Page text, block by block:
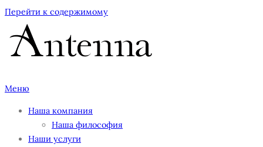
Перейти к содержимому
Меню
Наша компания
Наша философия
Наши услуги